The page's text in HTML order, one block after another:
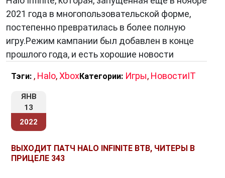
2021 года в многопользовательской форме,
постепенно превратилась в более полную
игру.Режим кампании был добавлен в конце
прошлого года, и есть хорошие новости
Тэги: , Halo,XboxКатегории: Игры, НовостиIT
ЯНВ
13
2022
ВЫХОДИТ ПАТЧ HALO INFINITE BTB, ЧИТЕРЫ В
ПРИЦЕЛЕ 343